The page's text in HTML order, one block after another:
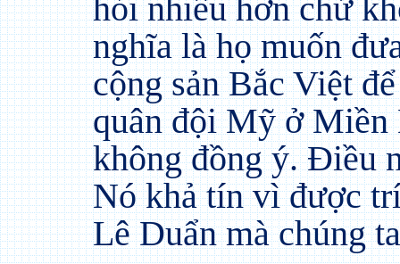
hỏi nhiều hơn chứ
nghĩa là họ muốn
cộng sản Bắc Việt
quân đội Mỹ ở Miền
không đồng ý. Điều
Nó khả tín vì được
Lê Duẩn mà chúng